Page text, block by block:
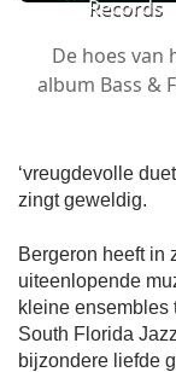
Records
De hoes van
album Bass &
‘vreugdevolle
zingt geweldig.
Bergeron heeft in
uiteenlopende
kleine ensembles
South Florida
bijzondere liefde